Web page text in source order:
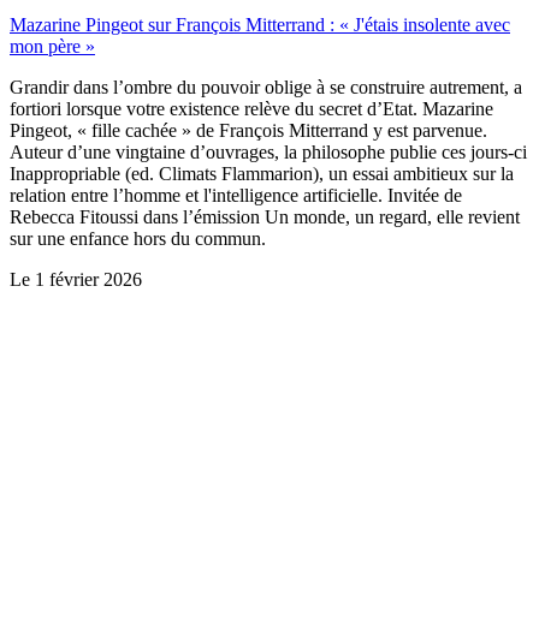
Mazarine Pingeot sur François Mitterrand : « J'étais insolente avec
mon père »
Grandir dans l’ombre du pouvoir oblige à se construire autrement, a
fortiori lorsque votre existence relève du secret d’Etat. Mazarine
Pingeot, « fille cachée » de François Mitterrand y est parvenue.
Auteur d’une vingtaine d’ouvrages, la philosophe publie ces jours-ci
Inappropriable (ed. Climats Flammarion), un essai ambitieux sur la
relation entre l’homme et l'intelligence artificielle. Invitée de
Rebecca Fitoussi dans l’émission Un monde, un regard, elle revient
sur une enfance hors du commun.
Le 1 février 2026